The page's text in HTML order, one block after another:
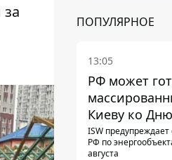
ПОПУЛЯРНОЕ
13:05
РФ может
Киеву ко Дню
изучения
ISW
РФ по
августа